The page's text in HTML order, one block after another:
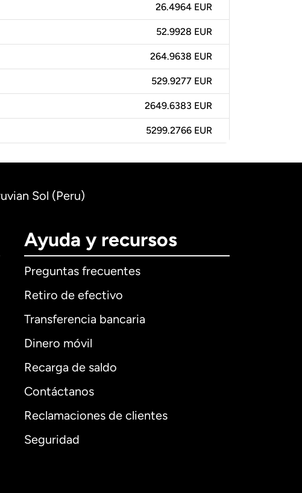
26.4964 EUR
52.9928 EUR
264.9638 EUR
529.9277 EUR
2649.6383 EUR
5299.2766 EUR
Sol (Peru)
Ayuda y recursos
Preguntas frecuentes
Retiro de efectivo
Transferencia bancaria
Dinero móvil
Recarga de saldo
Contáctanos
Reclamaciones de clientes
Seguridad